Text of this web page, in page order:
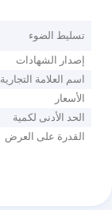
تسليط الضوء
إصدار الشهادات
اسم العلامة التجارية
الأسعار
الحد الأدنى لكمية
القدرة على العرض